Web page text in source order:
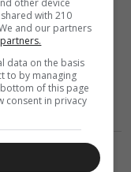
νηστίσιμο; Η
σίγουρα θα
with 210
and our partners
data on the basis
to by managing
of this page
consent in privacy